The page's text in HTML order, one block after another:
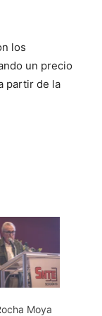
los
un precio
partir de la
Moya